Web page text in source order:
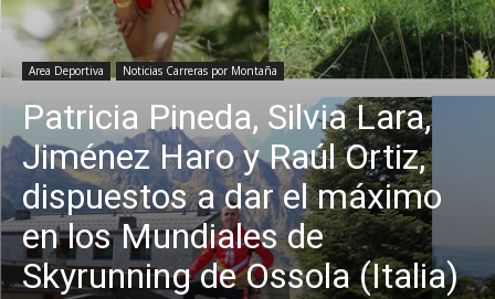
Area Deportiva Noticias Carreras por Montaña
Patricia Pineda, Silvia Lara,
Jiménez Haro y Raúl Ortiz,
dispuestos a dar el máximo
en los Mundiales de
Skyrunning de Ossola (Italia)